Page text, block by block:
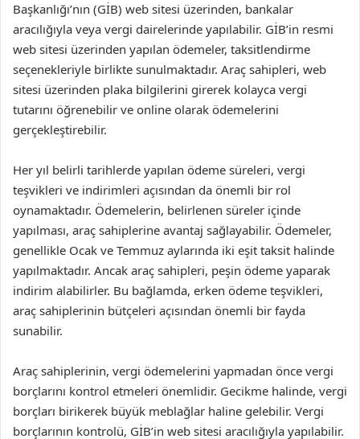
Başkanlığı’nın (GİB) web sitesi üzerinden, bankalar
aracılığıyla veya vergi dairelerinde yapılabilir. GİB’in resmi
web sitesi üzerinden yapılan ödemeler, taksitlendirme
seçenekleriyle birlikte sunulmaktadır. Araç sahipleri, web
sitesi üzerinden plaka bilgilerini girerek kolayca vergi
tutarını öğrenebilir ve online olarak ödemelerini
gerçekleştirebilir.
Her yıl belirli tarihlerde yapılan ödeme süreleri, vergi
teşvikleri ve indirimleri açısından da önemli bir rol
oynamaktadır. Ödemelerin, belirlenen süreler içinde
yapılması, araç sahiplerine avantaj sağlayabilir. Ödemeler,
genellikle Ocak ve Temmuz aylarında iki eşit taksit halinde
yapılmaktadır. Ancak araç sahipleri, peşin ödeme yaparak
indirim alabilirler. Bu bağlamda, erken ödeme teşvikleri,
araç sahiplerinin bütçeleri açısından önemli bir fayda
sunabilir.
Araç sahiplerinin, vergi ödemelerini yapmadan önce vergi
borçlarını kontrol etmeleri önemlidir. Gecikme halinde, vergi
borçları birikerek büyük meblağlar haline gelebilir. Vergi
borçlarının kontrolü, GİB’in web sitesi aracılığıyla yapılabilir.